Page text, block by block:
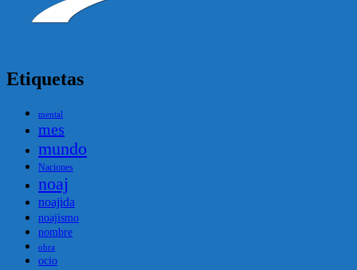
Etiquetas
mental
mes
mundo
Naciones
noaj
noajida
noajismo
nombre
obra
ocio